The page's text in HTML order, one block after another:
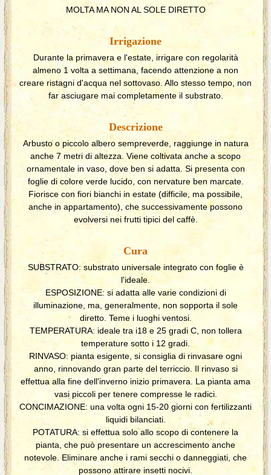
MOLTA MA NON AL SOLE DIRETTO
Irrigazione
Durante la primavera e l'estate, irrigare con regolarità
almeno 1 volta a settimana, facendo attenzione a non
creare ristagni d'acqua nel sottovaso. Allo stesso tempo, non
far asciugare mai completamente il substrato.
Descrizione
Arbusto o piccolo albero sempreverde, raggiunge in natura
anche 7 metri di altezza. Viene coltivata anche a scopo
ornamentale in vaso, dove ben si adatta. Si presenta con
foglie di colore verde lucido, con nervature ben marcate.
Fiorisce con fiori bianchi in estate (difficile, ma possibile,
anche in appartamento), che successivamente possono
evolversi nei frutti tipici del caffè.
Cura
SUBSTRATO: substrato universale integrato con foglie è
l'ideale.
ESPOSIZIONE: si adatta alle varie condizioni di
illuminazione, ma, generalmente, non sopporta il sole
diretto. Teme i luoghi ventosi.
TEMPERATURA: ideale tra i18 e 25 gradi C, non tollera
temperature sotto i 12 gradi.
RINVASO: pianta esigente, si consiglia di rinvasare ogni
anno, rinnovando gran parte del terriccio. Il rinvaso si
effettua alla fine dell'inverno inizio primavera. La pianta ama
vasi piccoli per tenere compresse le radici.
CONCIMAZIONE: una volta ogni 15-20 giorni con fertilizzanti
liquidi bilanciati.
POTATURA: si effettua solo allo scopo di contenere la
pianta, che può presentare un accrescimento anche
notevole. Eliminare anche i rami secchi o danneggiati, che
possono attirare insetti nocivi.